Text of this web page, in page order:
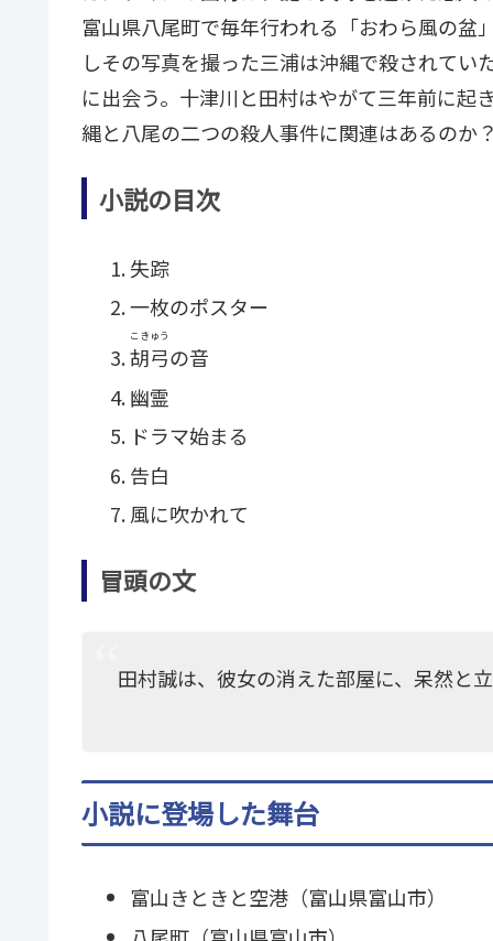
富山県八尾町で毎年行われる「おわら風の盆
しその写真を撮った三浦は沖縄で殺されて
に出会う。十津川と田村はやがて三年前に起
縄と八尾の二つの殺人事件に関連はあるのか
小説の目次
失踪
一枚のポスター
胡弓
こきゅう
の音
幽霊
ドラマ始まる
告白
風に吹かれて
冒頭の文
田村誠は、彼女の消えた部屋に、呆然と
小説に登場した舞台
富山きときと空港（富山県富山市）